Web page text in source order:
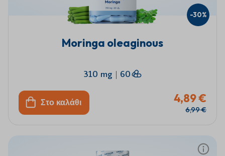
Moringa oleaginous
310 mg | 60
Στο καλάθι 4,89 €
6,99 €
-30%